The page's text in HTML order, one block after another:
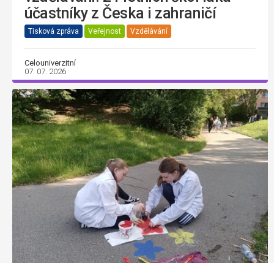
účastníky z Česka i zahraničí
Tisková zpráva Veřejnost Vzdělávání
Celouniverzitní
07. 07. 2026